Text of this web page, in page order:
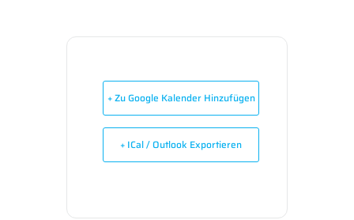
+ Zu Google Kalender Hinzufügen
+ ICal / Outlook Exportieren